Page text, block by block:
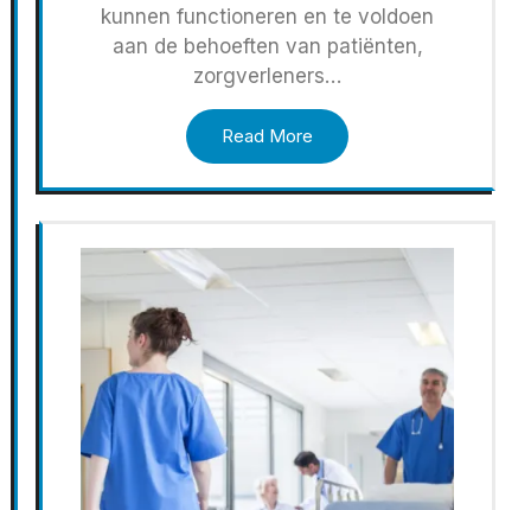
kunnen functioneren en te voldoen
aan de behoeften van patiënten,
zorgverleners…
Read More